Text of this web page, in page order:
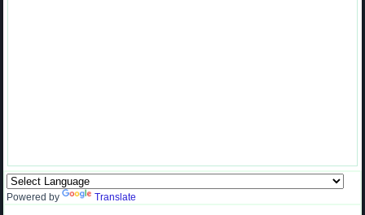
Powered by Translate